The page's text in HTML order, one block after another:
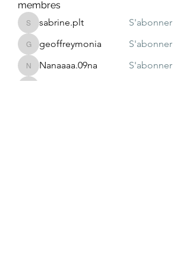
membres
sabrine.plt
sabrine.plt S'abonner
geoffreymonia
geoffreymonia S'abonner
Nanaaaa.09na
Nanaaaa.09na S'abonner